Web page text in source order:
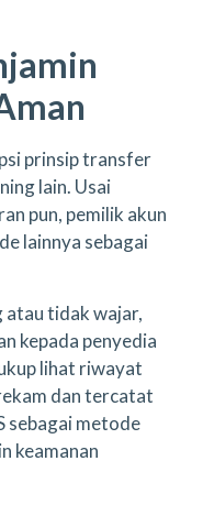
prinsip transfer
lain. Usai
pun, pemilik akun
lainnya sebagai
atau tidak wajar,
kepada penyedia
lihat riwayat
dan tercatat
sebagai metode
keamanan